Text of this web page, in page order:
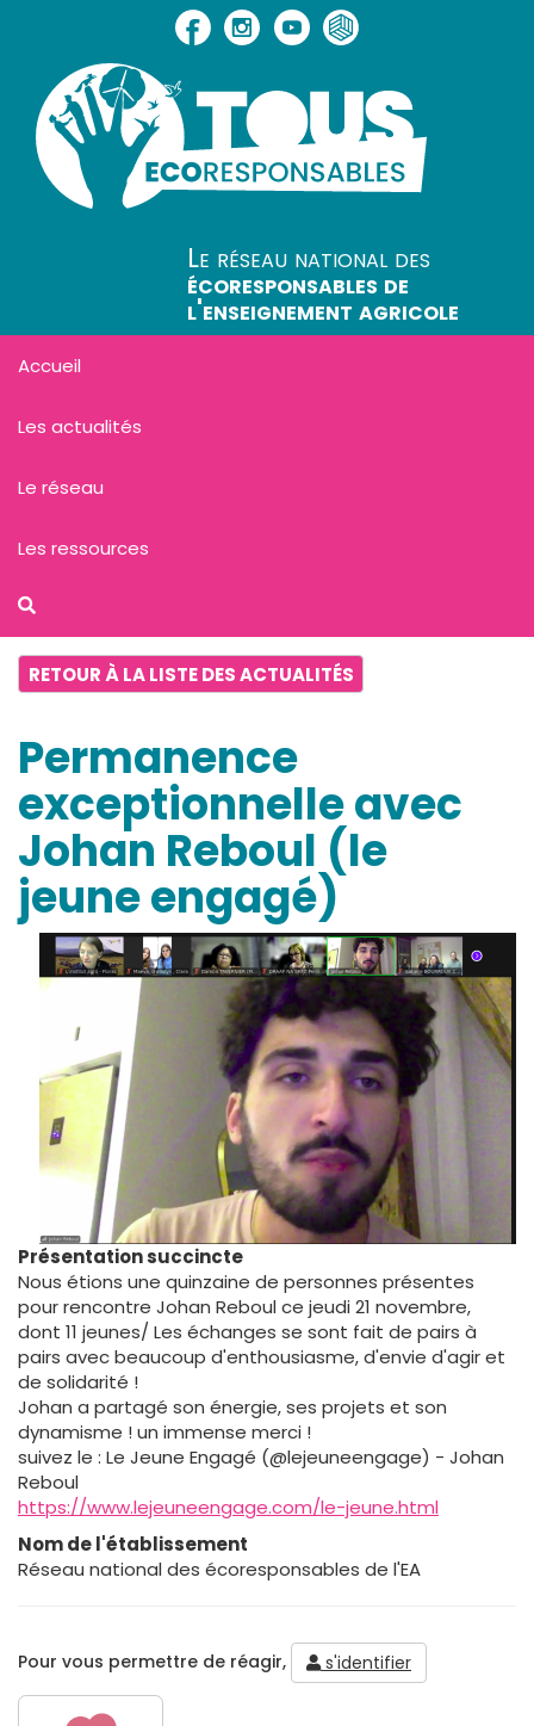
RETOUR À LA LISTE DES ACTUALITÉS
Permanence
exceptionnelle avec
Johan Reboul (le
jeune engagé)
Présentation succincte
Nous étions une quinzaine de personnes présentes
pour rencontre Johan Reboul ce jeudi 21 novembre,
dont 11 jeunes/ Les échanges se sont fait de pairs à
pairs avec beaucoup d'enthousiasme, d'envie d'agir et
de solidarité !
Johan a partagé son énergie, ses projets et son
dynamisme ! un immense merci !
suivez le : Le Jeune Engagé (@lejeuneengage) - Johan
Reboul
https://www.lejeuneengage.com/le-jeune.html
Nom de l'établissement
Réseau national des écoresponsables de l'EA
Pour vous permettre de réagir, s'identifier
Le réseau national des
écoresponsables de
l'enseignement agricole
Accueil
Les actualités
Le réseau
Les ressources